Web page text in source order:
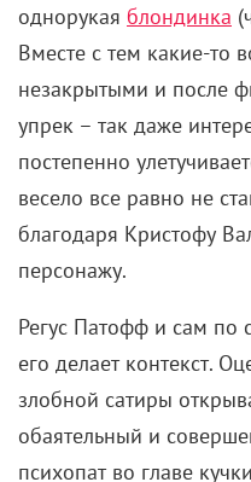
однорукая блондинка
Вместе с тем какие-то
незакрытыми и после
упрек – так даже
постепенно
весело все равно не
благодаря Кристофу
персонажу.
Регус Патофф и сам
его делает контекст.
злобной сатиры
обаятельный и
психопат во главе